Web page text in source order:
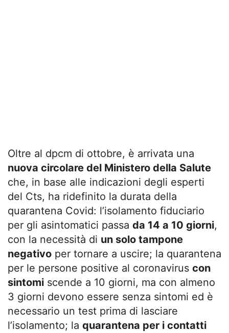
Oltre al dpcm di ottobre, è arrivata una
nuova circolare del Ministero della Salute
che, in base alle indicazioni degli esperti
del Cts, ha ridefinito la durata della
quarantena Covid: l’isolamento fiduciario
per gli asintomatici passa da 14 a 10 giorni,
con la necessità di un solo tampone
negativo per tornare a uscire; la quarantena
per le persone positive al coronavirus con
sintomi scende a 10 giorni, ma con almeno
3 giorni devono essere senza sintomi ed è
necessario un test prima di lasciare
l’isolamento; la quarantena per i contatti